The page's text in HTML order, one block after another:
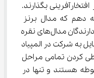
بگذارند.
پایه دهم که مدال برنز
المپیاد کامپیوتر را کسب کرده‌اند و دارندگان مدال‌های نقره
به شرکت در المپیاد
کردن تمامی مراحل
آزمون‌های مربوطه هستند و تنها در